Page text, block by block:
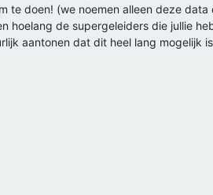
te doen! (we noemen alleen deze
hoelang de supergeleiders die jullie
aantonen dat dit heel lang mogelijk